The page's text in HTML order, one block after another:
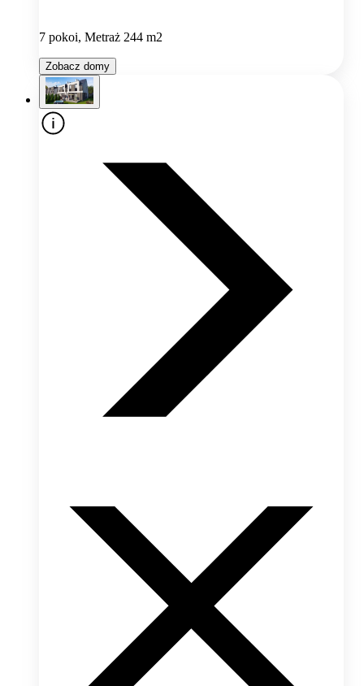
7 pokoi, Metraż 244 m2
Zobacz domy